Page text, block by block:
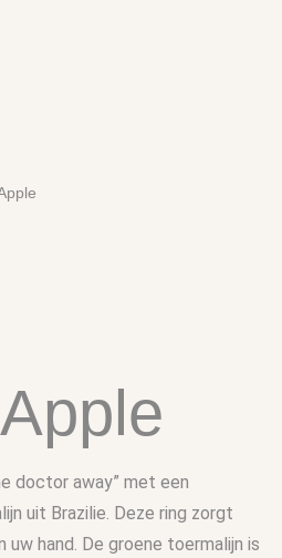
doctor away” met een
uit Brazilie. Deze ring zorgt
uw hand. De groene toermalijn is